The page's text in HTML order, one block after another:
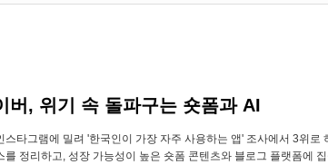
버, 위기 속 돌파구는 숏폼과 AI
스타그램에 밀려 '한국인이 가장 자주 사용하는 앱' 조사에서 3위
를 정리하고, 성장 가능성이 높은 숏폼 콘텐츠와 블로그 플랫폼에